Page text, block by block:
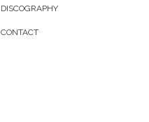
DISCOGRAPHY
CONTACT